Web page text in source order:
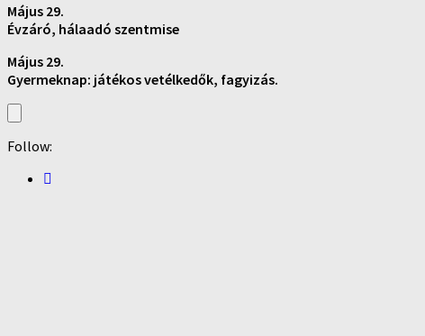
Május 29.
Évzáró, hálaadó szentmise
Május 29.
Gyermeknap: játékos vetélkedők, fagyizás.
Follow: